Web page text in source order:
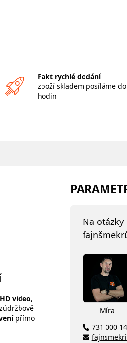
Fakt rychlé dodání
zboží skladem posíláme
hodin
video,
přímo
Na
Míra
731 000